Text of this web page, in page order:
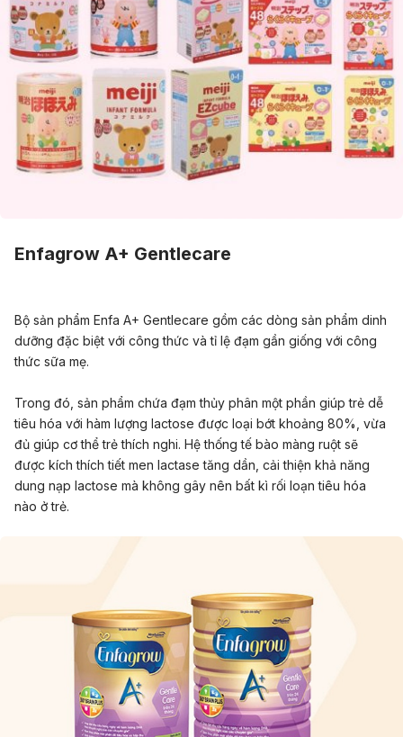
Enfagrow A+ Gentlecare
Bộ sản phẩm Enfa A+ Gentlecare gồm các dòng sản phẩm dinh
dưỡng đặc biệt với công thức và tỉ lệ đạm gần giống với công
thức sữa mẹ.
Trong đó, sản phẩm chứa đạm thủy phân một phần giúp trẻ dễ
tiêu hóa với hàm lượng lactose được loại bớt khoảng 80%, vừa
đủ giúp cơ thể trẻ thích nghi. Hệ thống tế bào màng ruột sẽ
được kích thích tiết men lactase tăng dần, cải thiện khả năng
dung nạp lactose mà không gây nên bất kì rối loạn tiêu hóa
nào ở trẻ.